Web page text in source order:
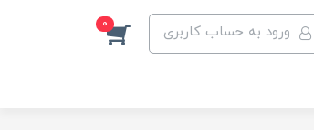
ورود به حساب کاربری 0